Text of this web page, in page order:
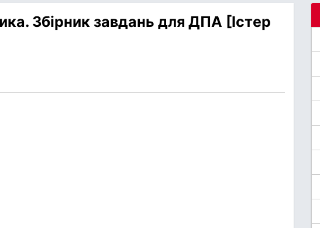
Збірник завдань для ДПА [Істер